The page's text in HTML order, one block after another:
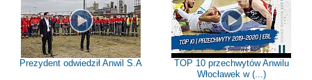
Prezydent odwiedził Anwil S.A
TOP 10 przechwytów Anwilu
Włocławek w (...)